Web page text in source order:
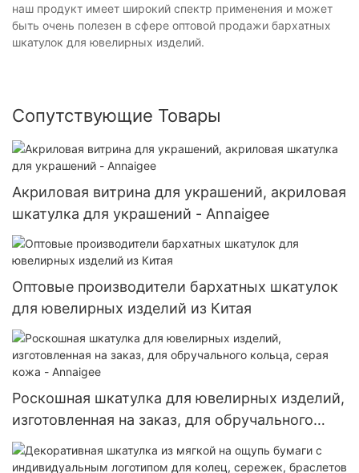
наш продукт имеет широкий спектр применения и может
быть очень полезен в сфере оптовой продажи бархатных
шкатулок для ювелирных изделий.
Сопутствующие Товары
Акриловая витрина для украшений, акриловая
шкатулка для украшений - Annaigee
Оптовые производители бархатных шкатулок
для ювелирных изделий из Китая
Роскошная шкатулка для ювелирных изделий,
изготовленная на заказ, для обручального
кольца, серая кожа - Annaigee